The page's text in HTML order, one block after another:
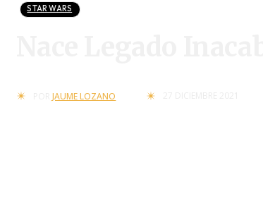
STAR WARS
JAUME LOZANO